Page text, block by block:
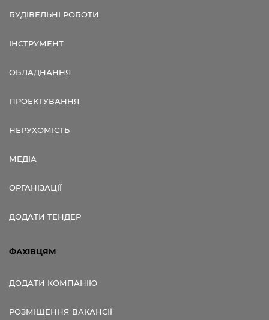
БУДІВЕЛЬНІ РОБОТИ
ІНСТРУМЕНТ
ОБЛАДНАННЯ
ПРОЕКТУВАННЯ
НЕРУХОМІСТЬ
МЕДІА
ОРГАНІЗАЦІЇ
ДОДАТИ ТЕНДЕР
ФАХІВЦЯМ
ДОДАТИ КОМПАНІЮ
РОЗМІЩЕННЯ ВАКАНСІЇ